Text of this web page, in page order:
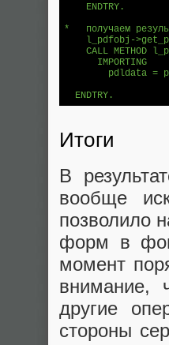
    ENDTRY.
*   получаем
l_pdfobj-
CALL METHOD
      IMPORTING
pdldata =
Итоги
В
вообще
позволило
форм в
момент
внимание,
другие
стороны